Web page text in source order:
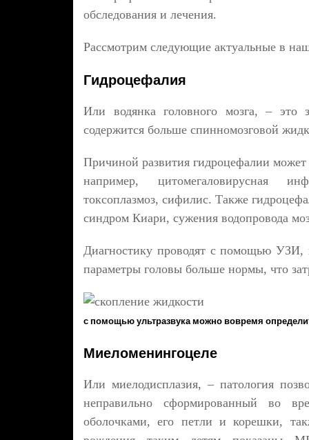
обследования и лечения.
Рассмотрим следующие актуальные в
Гидроцефалия
Или водянка головного мозга, – это
содержится больше спинномозговой
Причиной развития гидроцефалии
например, цитомегаловирусная
токсоплазмоз, сифилис. Также
синдром Киари, сужения водопровода
Диагностику проводят с помощью УЗИ,
параметры головы больше нормы, что
с помощью ультразвука можно вовремя
Миеломенингоцеле
Или миелодисплазия, – патология
неправильно сформированный во
оболочками, его петли и корешки,